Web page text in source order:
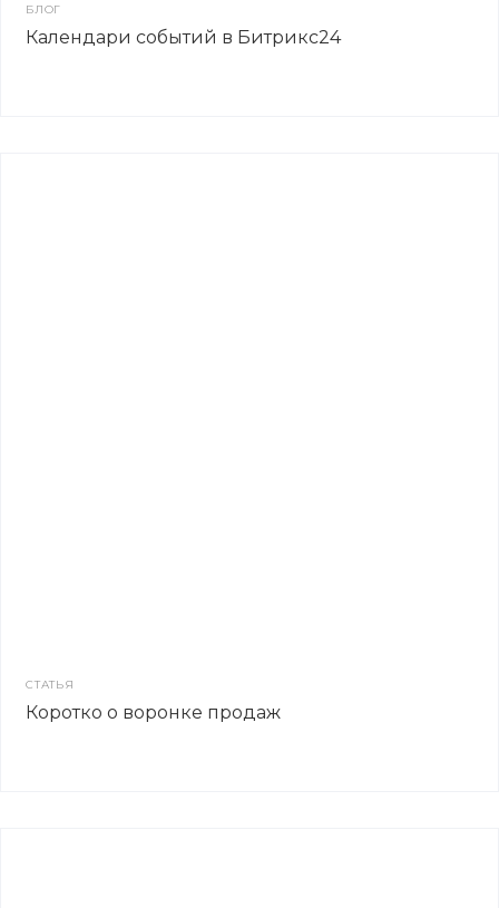
БЛОГ
Календари событий в Битрикс24
СТАТЬЯ
Коротко о воронке продаж